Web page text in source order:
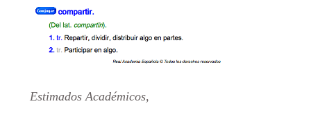
Estimados Académicos,